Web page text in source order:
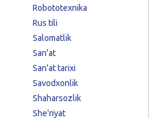
Robototexnika
Rus tili
Salomatlik
San'at
San'at tarixi
Savodxonlik
Shaharsozlik
She'riyat